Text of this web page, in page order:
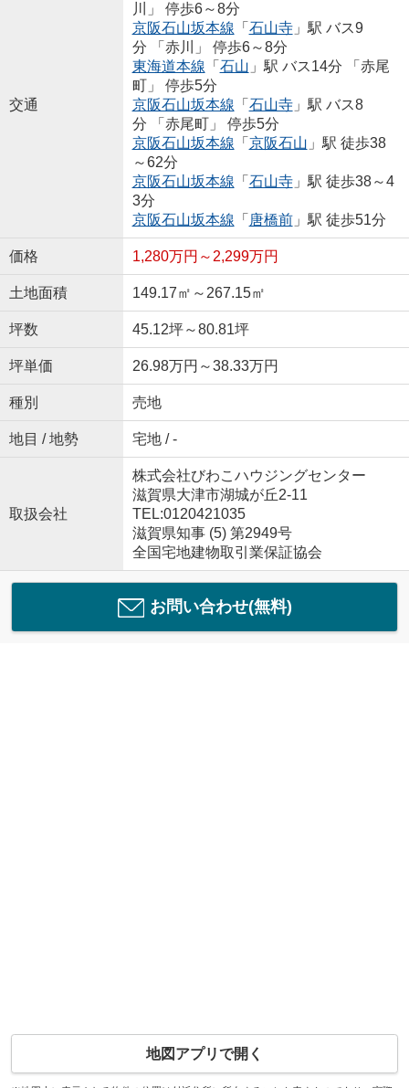
交通
川」 停歩6～8分
京阪石山坂本線 「 石山寺」駅 バス9
分 「赤川」 停歩6～8分
東海道本線 「 石山 」駅 バス14分 「赤尾
町」 停歩5分
京阪石山坂本線 「 石山寺」駅 バス8
分 「赤尾町」 停歩5分
京阪石山坂本線 「 京阪石山 」駅 徒歩38
～62分
京阪石山坂本線 「 石山寺」駅 徒歩38～4
3分
京阪石山坂本線 「 唐橋前」駅 徒歩51分
価格 1,280万円～2,299万円
土地面積 149.17㎡～267.15㎡
坪数 45.12坪～80.81坪
坪単価 26.98万円～38.33万円
種別 売地
地目 / 地勢 宅地 / -
取扱会社
株式会社びわこハウジングセンター
滋賀県大津市湖城が丘2-11
TEL:0120421035
滋賀県知事 (5) 第2949号
全国宅地建物取引業保証協会
お問い合わせ(無料)
地図アプリで開く